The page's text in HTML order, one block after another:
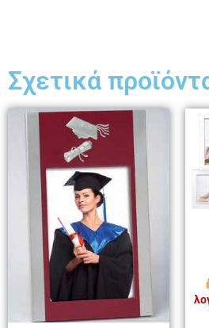
Σχετικά